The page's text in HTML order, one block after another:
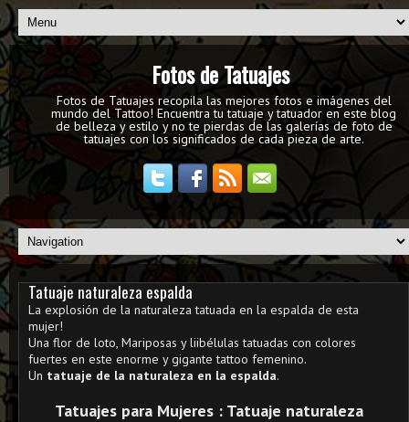
Fotos de Tatuajes
Fotos de Tatuajes recopila las mejores fotos e imágenes del
mundo del Tattoo! Encuentra tu tatuaje y tatuador en este blog
de belleza y estilo y no te pierdas de las galerías de foto de
tatuajes con los significados de cada pieza de arte.
Tatuaje naturaleza espalda
La explosión de la naturaleza tatuada en la espalda de esta
mujer!
Una flor de loto, Mariposas y liibélulas tatuadas con colores
fuertes en este enorme y gigante tattoo femenino.
Un tatuaje de la naturaleza en la espalda.
Tatuajes para Mujeres : Tatuaje naturaleza